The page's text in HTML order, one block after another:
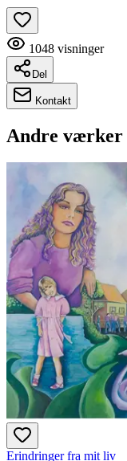
1048 visninger
Del
Kontakt
Andre værker
Erindringer fra mit liv